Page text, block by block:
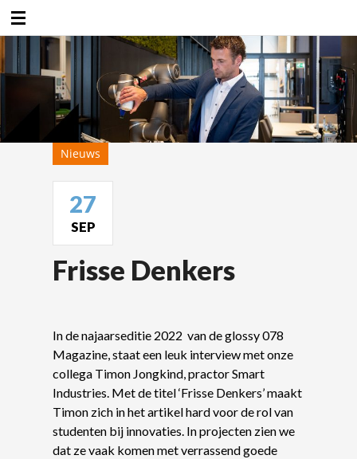
Nieuws
27
SEP
Frisse Denkers
In de najaarseditie 2022 van de glossy 078
Magazine, staat een leuk interview met onze
collega Timon Jongkind, practor Smart
Industries. Met de titel ‘Frisse Denkers’ maakt
Timon zich in het artikel hard voor de rol van
studenten bij innovaties. In projecten zien we
dat ze vaak komen met verrassend goede